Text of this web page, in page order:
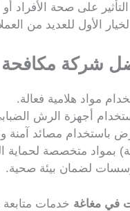
على صحة الأفراد أو
الأول للعديد من
شركة
مواد هلامية فعالة.
أجهزة الرش
باستخدام مصائد آمنة
بمواد متخصصة لحماية
لضمان بيئة صحية.
في مغاغة خدمات